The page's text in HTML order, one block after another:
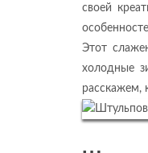
своей
Этот
холодные
расскажем,